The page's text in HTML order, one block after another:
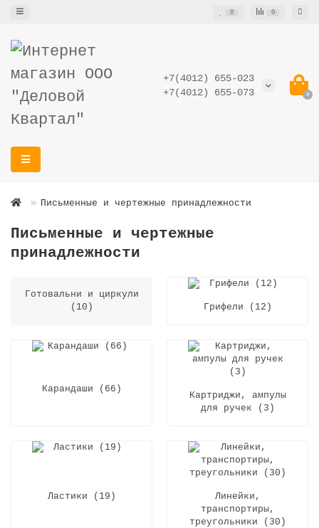
0 0
+7(4012) 655-023
+7(4012) 655-073
0
Письменные и чертежные принадлежности
Письменные и чертежные
принадлежности
Готовальни и циркули
(10)
Грифели (12)
Карандаши (66)
Картриджи, ампулы
для ручек (3)
Ластики (19)
Линейки,
транспортиры,
треугольники (30)